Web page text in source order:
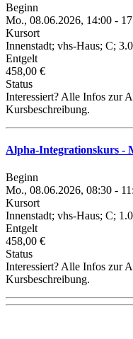
Beginn
Mo., 08.06.2026, 14:00 -
Kursort
Innenstadt; vhs-Haus; C;
Entgelt
458,00 €
Status
Interessiert? Alle Infos zur
Kursbeschreibung.
Alpha-Integrationskurs -
Beginn
Mo., 08.06.2026, 08:30 -
Kursort
Innenstadt; vhs-Haus; C;
Entgelt
458,00 €
Status
Interessiert? Alle Infos zur
Kursbeschreibung.